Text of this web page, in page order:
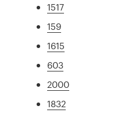
1517
159
1615
603
2000
1832